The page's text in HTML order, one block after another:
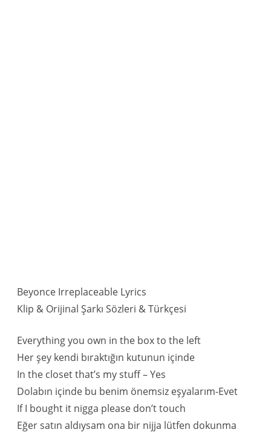
Beyonce Irreplaceable Lyrics
Klip & Orijinal Şarkı Sözleri & Türkçesi
Everything you own in the box to the left
Her şey kendi bıraktığın kutunun içinde
In the closet that’s my stuff – Yes
Dolabın içinde bu benim önemsiz eşyalarım-Evet
If I bought it nigga please don’t touch
Eğer satın aldıysam ona bir nijja lütfen dokunma